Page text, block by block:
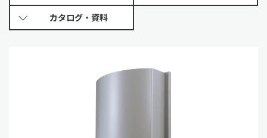
カタログ・ 資料